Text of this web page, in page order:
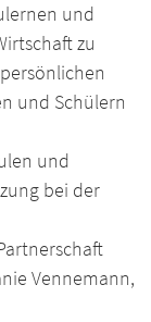
und
zu
und Schülern
und
bei der
Vennemann,